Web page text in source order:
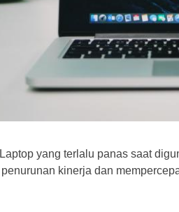
Laptop yang terlalu panas saat
kinerja dan